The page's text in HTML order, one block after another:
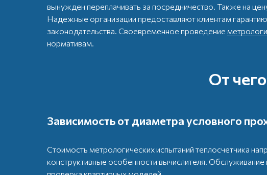
вынужден переплачивать за посредничество. Также на
Надежные организации предоставляют клиентам
законодательства. Своевременное проведение
нормативам.
От
Зависимость от диаметра условного
Стоимость метрологических испытаний теплосчетчика
конструктивные особенности вычислителя.